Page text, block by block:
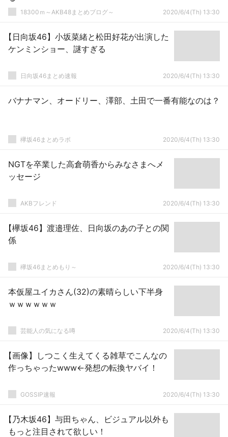
18300ｍ～AKB48まとめブログ～ 2020/6/4(Th) 13:30
【日向坂46】小坂菜緒と松田好花が出演した
ケンミンショー、謎すぎる
日向坂46まとめ速報 2020/6/4(Th) 13:30
バナナマン、オードリー、澤部、土田で一番有能なのは？
欅坂46まとめラボ 2020/6/4(Th) 13:30
NGTを卒業した高倉萌香からみなさまへメ
ッセージ
AKBフレンド 2020/6/4(Th) 13:30
【欅坂46】渡邉理佐、日向坂のあの子との関
係
欅坂46まとめもり～ 2020/6/4(Th) 13:30
本仮屋ユイカさん(32)の素晴らしい下半身
ｗｗｗｗｗｗ
芸能人の気になる噂 2020/6/4(Th) 13:30
【画像】しつこく生えてくる雑草でこんなの
作っちゃったwww←発想の転換ヤバイ！
GOSSIP速報 2020/6/4(Th) 13:30
【乃木坂46】与田ちゃん、ビジュアル以外も
もっと注目されて欲しい！